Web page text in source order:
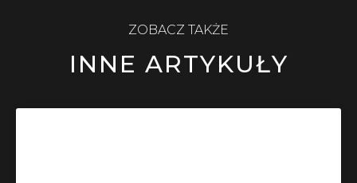
ZOBACZ TAKŻE
INNE ARTYKUŁY